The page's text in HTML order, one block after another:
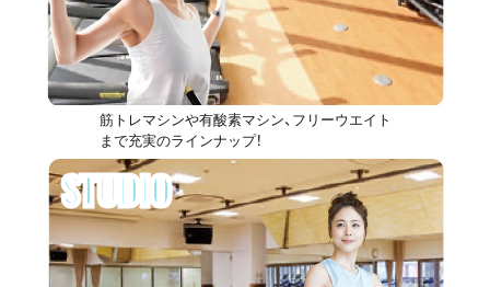
筋トレマシンや有酸素マシン、フリーウエイト
まで充実のラインナップ！
STUDIO